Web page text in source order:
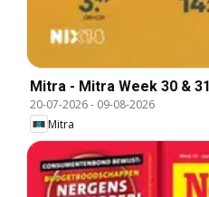
Mitra - Mitra Week 30 & 31
20-07-2026- 09-08-2026
Mitra